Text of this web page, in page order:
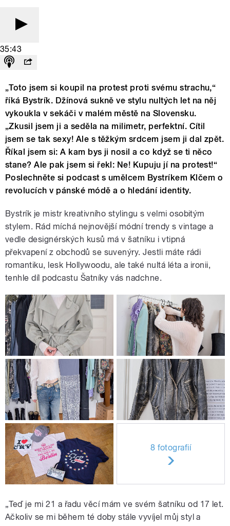
35:43
„Toto jsem si koupil na protest proti svému strachu,“
říká Bystrík. Džínová sukně ve stylu nultých let na něj
vykoukla v sekáči v malém městě na Slovensku.
„Zkusil jsem ji a seděla na milimetr, perfektní. Cítil
jsem se tak sexy! Ale s těžkým srdcem jsem ji dal zpět.
Říkal jsem si: A kam bys ji nosil a co když se ti něco
stane? Ale pak jsem si řekl: Ne! Kupuju jí na protest!“
Poslechněte si podcast s umělcem Bystríkem Klčem o
revolucích v pánské módě a o hledání identity.
Bystrík je mistr kreativního stylingu s velmi osobitým
stylem. Rád míchá nejnovější módní trendy s vintage a
vedle designérských kusů má v šatníku i vtipná
překvapení z obchodů se suvenýry. Jestli máte rádi
romantiku, lesk Hollywoodu, ale také nultá léta a ironii,
tenhle díl podcastu Šatníky vás nadchne.
8 fotografií
„Teď je mi 21 a řadu věcí mám ve svém šatníku od 17 let.
Ačkoliv se mi během té doby stále vyvíjel můj styl a